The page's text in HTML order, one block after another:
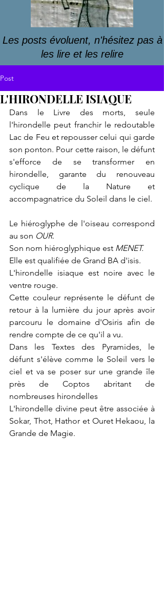
Les posts évoluent, n'hésitez pas à
les lire et les relire
Post
L'HIRONDELLE ISIAQUE
Dans le Livre des morts, seule
l'hirondelle peut franchir le redoutable
Lac de Feu et repousser celui qui garde
son ponton. Pour cette raison, le défunt
s'efforce de se transformer en
hirondelle, garante du renouveau
cyclique de la Nature et
accompagnatrice du Soleil dans le ciel.
Le hiéroglyphe de l'oiseau correspond
au son OUR.
Son nom hiéroglyphique est MENET.
Elle est qualifiée de Grand BA d'isis.
L'hirondelle isiaque est noire avec le
ventre rouge.
Cette couleur représente le défunt de
retour à la lumière du jour après avoir
parcouru le domaine d'Osiris afin de
rendre compte de ce qu'il a vu.
Dans les Textes des Pyramides, le
défunt s'élève comme le Soleil vers le
ciel et va se poser sur une grande île
près de Coptos abritant de
nombreuses hirondelles
L'hirondelle divine peut être associée à
Sokar, Thot, Hathor et Ouret Hekaou, la
Grande de Magie.